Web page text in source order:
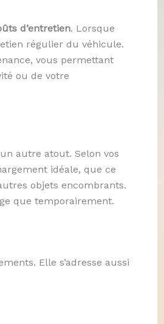
d’entretien. Lorsque
régulier du véhicule.
vous permettant
ou de votre
autre atout. Selon vos
idéale, que ce
objets encombrants.
que temporairement.
Elle s’adresse aussi